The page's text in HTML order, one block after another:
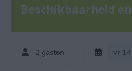
Beschikbaarheid
2 gasten vr